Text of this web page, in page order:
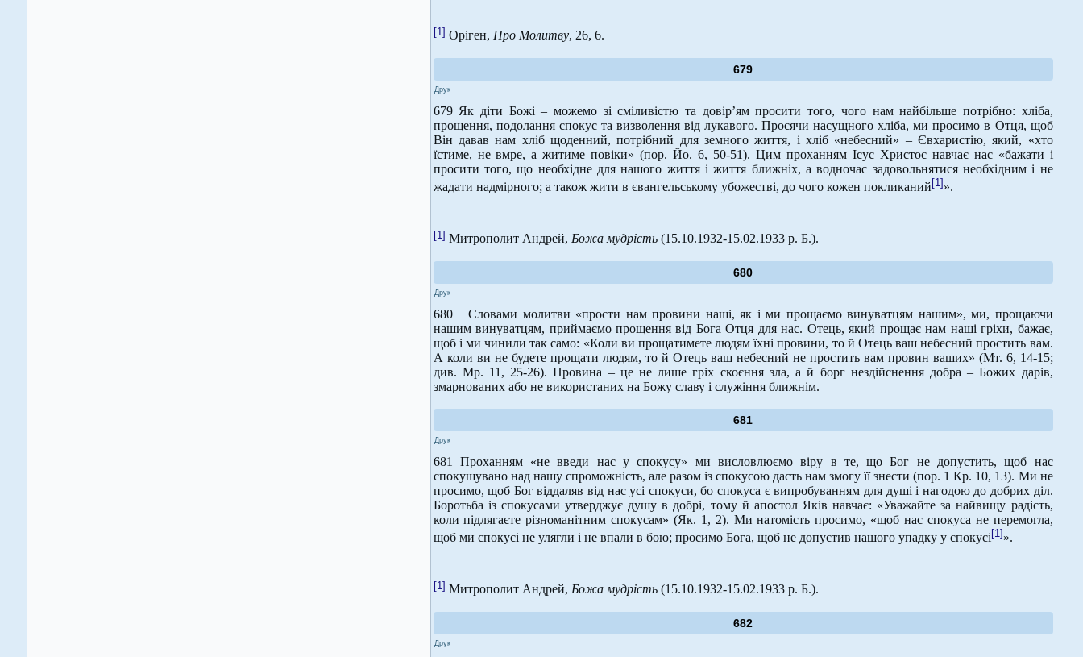
[1] Оріген, Про Молитву, 26, 6.
679
Друк
679 Як діти Божі – можемо зі сміливістю та довір’ям просити того, чого нам найбільше потрібно: хліба,
прощення, подолання спокус та визволення від лукавого. Просячи насущного хліба, ми просимо в Отця, щоб
Він давав нам хліб щоденний, потрібний для земного життя, і хліб «небесний» – Євхаристію, який, «хто
їстиме, не вмре, а житиме повіки» (пор. Йо. 6, 50-51). Цим проханням Ісус Христос навчає нас «бажати і
просити того, що необхідне для нашого життя і життя ближніх, а водночас задовольнятися необхідним і не
жадати надмірного; а також жити в євангельському убожестві, до чого кожен покликаний [1] ».
[1] Митрополит Андрей, Божа мудрість (15.10.1932-15.02.1933 р. Б.).
680
Друк
680 Словами молитви «прости нам провини наші, як і ми прощаємо винуватцям нашим», ми, прощаючи
нашим винуватцям, приймаємо прощення від Бога Отця для нас. Отець, який прощає нам наші гріхи, бажає,
щоб і ми чинили так само: «Коли ви прощатимете людям їхні провини, то й Отець ваш небесний простить вам.
А коли ви не будете прощати людям, то й Отець ваш небесний не простить вам провин ваших» (Мт. 6, 14-15;
див. Мр. 11, 25-26). Провина – це не лише гріх скоєння зла, а й борг нездійснення добра – Божих дарів,
змарнованих або не використаних на Божу славу і служіння ближнім.
681
Друк
681 Проханням «не введи нас у спокусу» ми висловлюємо віру в те, що Бог не допустить, щоб нас
спокушувано над нашу спроможність, але разом із спокусою дасть нам змогу її знести (пор. 1 Кр. 10, 13). Ми не
просимо, щоб Бог віддаляв від нас усі спокуси, бо спокуса є випробуванням для душі і нагодою до добрих діл.
Боротьба із спокусами утверджує душу в добрі, тому й апостол Яків навчає: «Уважайте за найвищу радість,
коли підлягаєте різноманітним спокусам» (Як. 1, 2). Ми натомість просимо, «щоб нас спокуса не перемогла,
щоб ми спокусі не улягли і не впали в бою; просимо Бога, щоб не допустив нашого упадку у спокусі [1] ».
[1] Митрополит Андрей, Божа мудрість (15.10.1932-15.02.1933 р. Б.).
682
Друк